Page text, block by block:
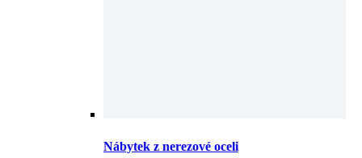
Nábytek z nerezové oceli